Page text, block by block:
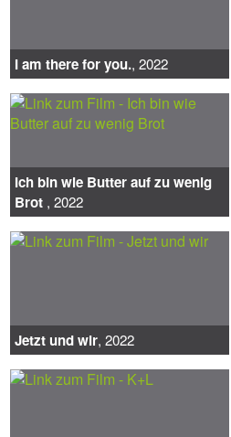
I am there for you., 2022
Ich bin wie Butter auf zu wenig
Brot , 2022
Jetzt und wir, 2022